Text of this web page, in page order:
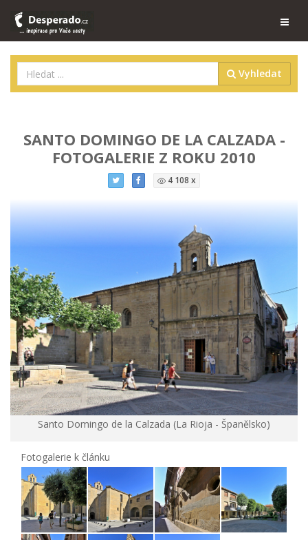
Vyhledat
SANTO DOMINGO DE LA CALZADA -
FOTOGALERIE Z ROKU 2010
4 108 x
Santo Domingo de la Calzada (La Rioja - Španělsko)
Fotogalerie k článku